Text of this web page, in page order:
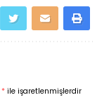
* ile işaretlenmişlerdir